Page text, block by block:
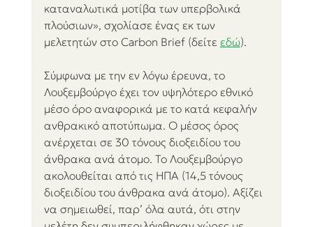
καταναλωτικά μοτίβα των υπερβολικά
πλούσιων», σχολίασε ένας εκ των
μελετητών στο Carbon Brief (δείτε εδώ).
Σύμφωνα με την εν λόγω έρευνα, το
Λουξεμβούργο έχει τον υψηλότερο εθνικό
μέσο όρο αναφορικά με το κατά κεφαλήν
ανθρακικό αποτύπωμα. Ο μέσος όρος
ανέρχεται σε 30 τόνους διοξειδίου του
άνθρακα ανά άτομο. Το Λουξεμβούργο
ακολουθείται από τις ΗΠΑ (14,5 τόνους
διοξειδίου του άνθρακα ανά άτομο). Αξίζει
να σημειωθεί, παρ’ όλα αυτά, ότι στην